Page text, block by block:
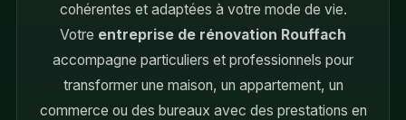
cohérentes et adaptées à votre mode de vie.
Votre entreprise de rénovation Rouffach
accompagne particuliers et professionnels pour
transformer une maison, un appartement, un
commerce ou des bureaux avec des prestations en